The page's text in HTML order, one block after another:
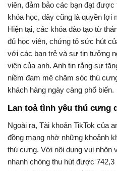
viên, đảm bảo các bạn đạt
khóa học, đây cũng là quyền lợi
Hiện tại, các khóa đào tạo từ
đủ học viên, chứng tỏ sức hút
với các bạn trẻ và sự tin tưởng
viện của anh. Anh tin rằng sự
niềm đam mê chăm sóc thú
khách hàng ngày càng phổ biến.
Lan toả tình yêu thú cưng
Ngoài ra, Tài khoản TikTok của
đồng mạng nhờ những khoảnh
thú cưng. Với nội dung vui nhộn
nhanh chóng thu hút được